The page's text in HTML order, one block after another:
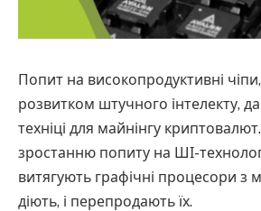
Попит на високопродуктивні
розвитком штучного інтелекту,
техніці для майнінгу
зростанню попиту на ШІ-
витягують графічні процесори
діють, і перепродають їх.